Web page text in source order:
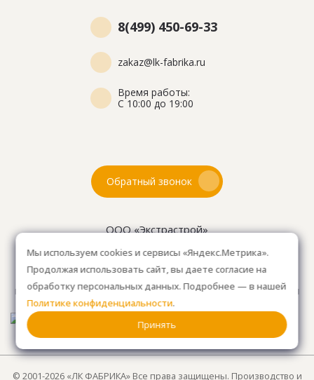
8(499) 450-69-33
zakaz@lk-fabrika.ru
Время работы:
С 10:00 до 19:00
Обратный звонок
ООО «Экстрастрой»
ОГРН 1157746804753
Как проехать: 15км от Мкад, в среднем 10-15 мин. на
машине.Для клиентов без авто, оплачиваем такси
от м. Анино.
© 2001-2026 «ЛК ФАБРИКА» Все права защищены. Производство и
Мы используем cookies и сервисы «Яндекс.Метрика».
Продолжая использовать сайт, вы даете согласие на
обработку персональных данных. Подробнее — в нашей
Политике конфиденциальности.
Принять